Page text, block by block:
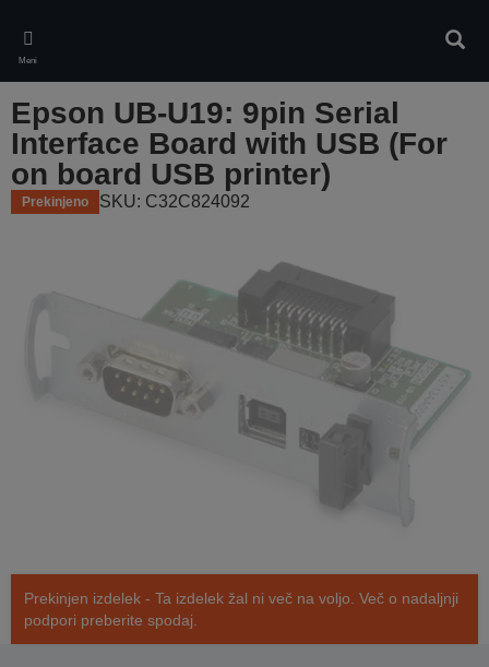
main
content
Meni
Epson UB-U19: 9pin Serial
Interface Board with USB (For
on board USB printer)
Prekinjeno SKU: C32C824092
Prekinjen izdelek - Ta izdelek žal ni več na voljo. Več o nadaljnji
podpori preberite spodaj.